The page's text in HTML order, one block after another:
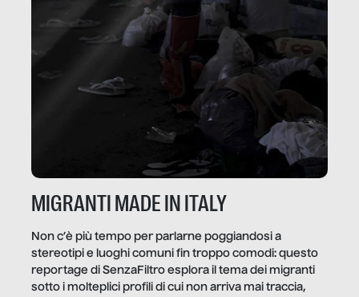
MIGRANTI MADE IN ITALY
Non c’è più tempo per parlarne poggiandosi a
stereotipi e luoghi comuni fin troppo comodi: questo
reportage di SenzaFiltro esplora il tema dei migranti
sotto i molteplici profili di cui non arriva mai traccia,